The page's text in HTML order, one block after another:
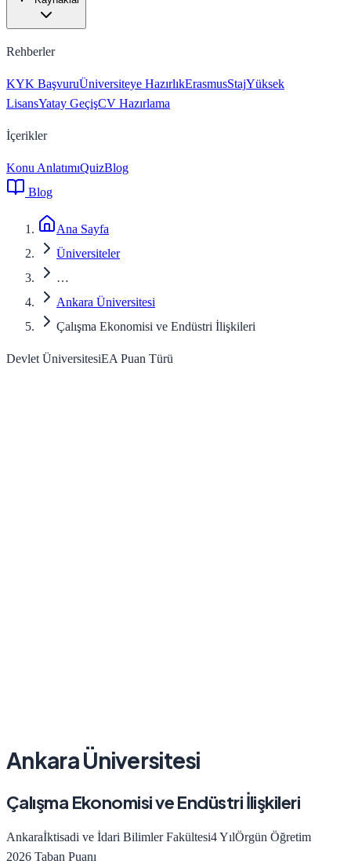
Rehberler
KYK BaşvuruÜniversiteye HazırlıkErasmusStajYüksek
LisansYatay GeçişCV Hazırlama
İçerikler
Konu AnlatımıQuizBlog
Blog
Ana Sayfa
Üniversiteler
…
Ankara Üniversitesi
Çalışma Ekonomisi ve Endüstri İlişkileri
Devlet ÜniversitesiEA Puan Türü
Ankara Üniversitesi
Çalışma Ekonomisi ve Endüstri İlişkileri
Ankaraİktisadi ve İdari Bilimler Fakültesi4YılÖrgün Öğretim
2026 Taban Puanı